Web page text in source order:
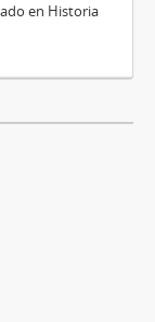
en Historia